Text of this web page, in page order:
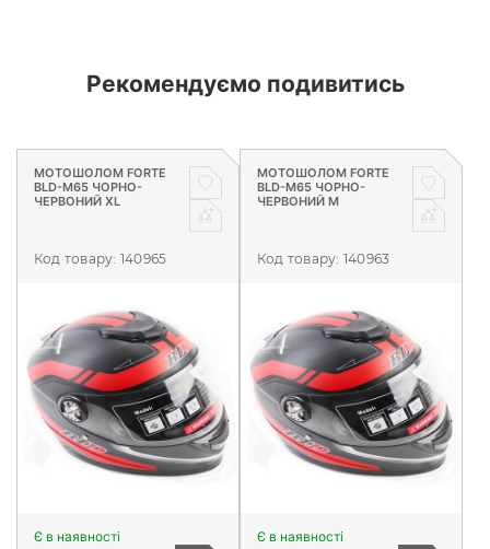
Рекомендуємо подивитись
МОТОШОЛОМ FORTE
BLD-M65 ЧОРНО-
ЧЕРВОНИЙ XL
Код товару: 140965
Є в наявності
МОТОШОЛОМ FORTE
BLD-M65 ЧОРНО-
ЧЕРВОНИЙ M
Код товару: 140963
Є в наявності